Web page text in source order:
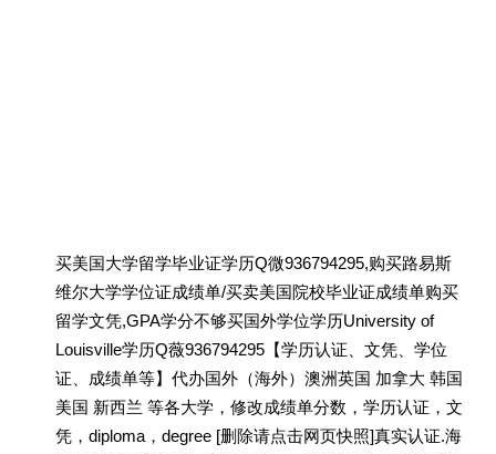
买美国大学留学毕业证学历Q微936794295,购买路易斯
维尔大学学位证成绩单/买卖美国院校毕业证成绩单购买
留学文凭,GPA学分不够买国外学位学历University of
Louisville学历Q薇936794295【学历认证、文凭、学位
证、成绩单等】代办国外（海外）澳洲英国 加拿大 韩国
美国 新西兰 等各大学，修改成绩单分数，学历认证，文
凭，diploma，degree [删除请点击网页快照]真实认证.海